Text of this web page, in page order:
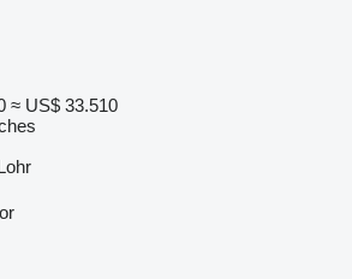
≈ US$ 33.510